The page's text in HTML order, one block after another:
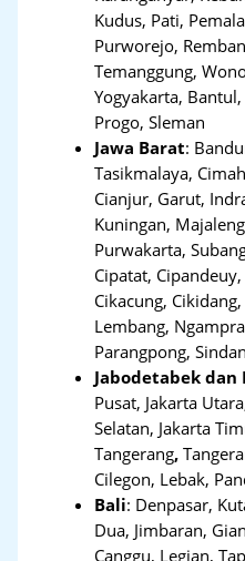
Kudus, Pati,
Purworejo,
Temanggung,
Yogyakarta,
Progo, Sleman
Jawa Barat:
Tasikmalaya,
Cianjur, Garut,
Kuningan,
Purwakarta,
Cipatat,
Cikacung,
Lembang,
Parangpong,
Jabodetabek dan
Pusat, Jakarta
Selatan, Jakarta
Tangerang,
Cilegon, Lebak,
Bali: Denpasar,
Dua, Jimbaran,
Canggu, Legian,